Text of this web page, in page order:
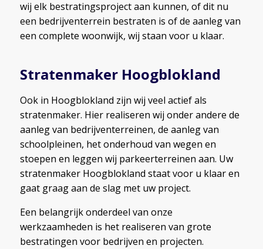
wij elk bestratingsproject aan kunnen, of dit nu
een bedrijventerrein bestraten is of de aanleg van
een complete woonwijk, wij staan voor u klaar.
Stratenmaker Hoogblokland
Ook in Hoogblokland zijn wij veel actief als
stratenmaker. Hier realiseren wij onder andere de
aanleg van bedrijventerreinen, de aanleg van
schoolpleinen, het onderhoud van wegen en
stoepen en leggen wij parkeerterreinen aan. Uw
stratenmaker Hoogblokland staat voor u klaar en
gaat graag aan de slag met uw project.
Een belangrijk onderdeel van onze
werkzaamheden is het realiseren van grote
bestratingen voor bedrijven en projecten.